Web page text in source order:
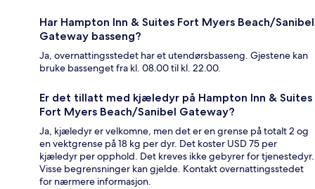
Har Hampton Inn & Suites Fort Myers Beach/Sanibel
Gateway basseng?
Ja, overnattingsstedet har et utendørsbasseng. Gjestene kan
bruke bassenget fra kl. 08.00 til kl. 22.00.
Er det tillatt med kjæledyr på Hampton Inn & Suites
Fort Myers Beach/Sanibel Gateway?
Ja, kjæledyr er velkomne, men det er en grense på totalt 2 og
en vektgrense på 18 kg per dyr. Det koster USD 75 per
kjæledyr per opphold. Det kreves ikke gebyrer for tjenestedyr.
Visse begrensninger kan gjelde. Kontakt overnattingsstedet
for nærmere informasjon.